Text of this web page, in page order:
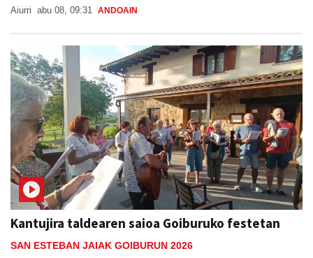
Aiurri abu 08, 09:31 ANDOAIN
Kantujira taldearen saioa Goiburuko festetan
SAN ESTEBAN JAIAK GOIBURUN 2026